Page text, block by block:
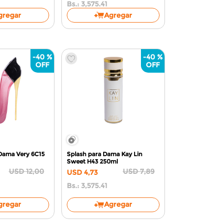
Bs.: 3,575.41
Agregar
-40 %
Very 6C15
USD 12,00
-40 %
Splash para Dama Kay Lin
Sweet H43 250ml
USD 4,73 USD 7,89
Bs.: 3,575.41
Agregar